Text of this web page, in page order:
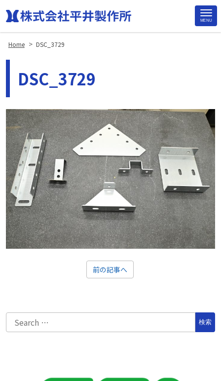
MENU
Home > DSC_3729
DSC_3729
前の記事へ
Site
Footer